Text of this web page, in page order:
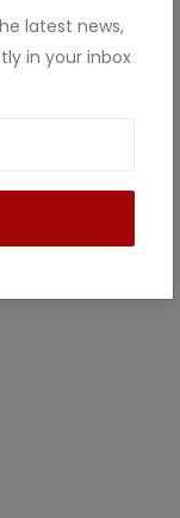
latest news,
in your inbox